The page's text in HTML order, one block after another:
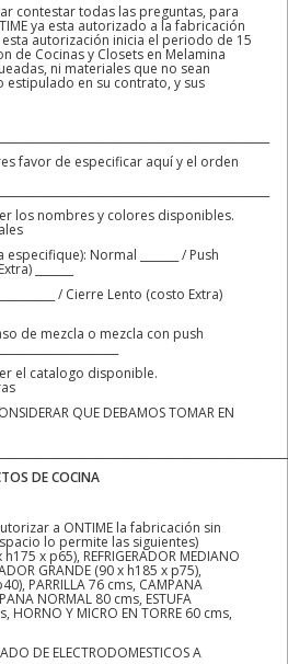
contestar todas las preguntas, para
ya esta autorizado a la fabricación
autorización inicia el periodo de 15
de Cocinas y Closets en Melamina
ni materiales que no sean
en su contrato, y sus
favor de especificar aquí y el orden
los nombres y colores disponibles.
Normal _______ / Push
_______
/ Cierre Lento (costo Extra)
de mezcla o mezcla con push
el catalogo disponible.
QUE DEBAMOS TOMAR EN
DE COCINA
a ONTIME la fabricación sin
lo permite las siguientes)
h175 x p65), REFRIGERADOR MEDIANO
GRANDE (90 x h185 x p75),
PARRILLA 76 cms, CAMPANA
NORMAL 80 cms, ESTUFA
HORNO Y MICRO EN TORRE 60 cms,
DE ELECTRODOMESTICOS A